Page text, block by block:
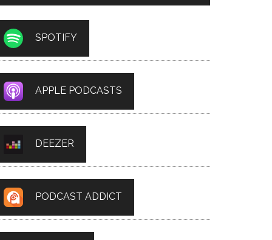
SPOTIFY
APPLE PODCASTS
DEEZER
PODCAST ADDICT